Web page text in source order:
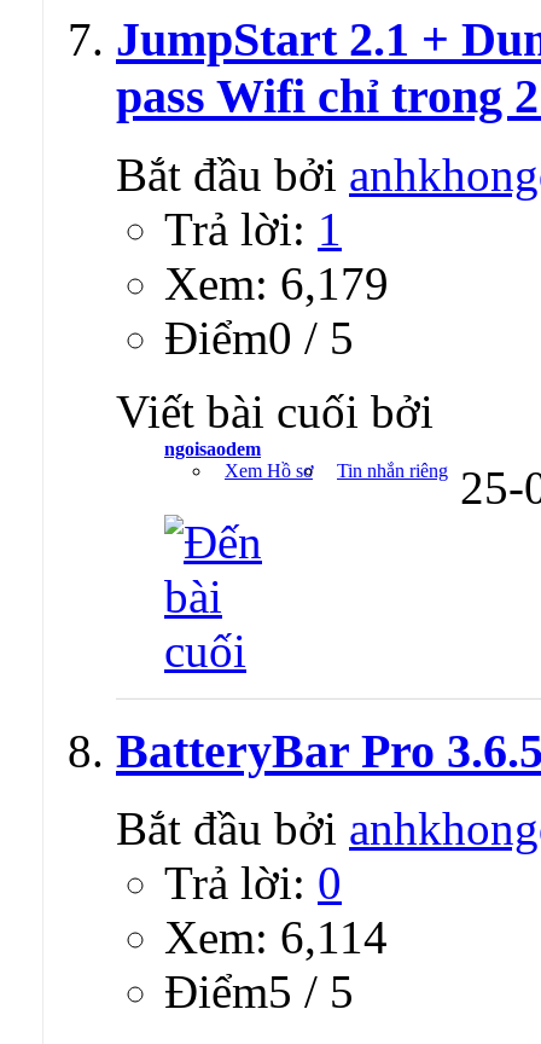
JumpStart 2.1 +
pass Wifi chỉ trong
Bắt đầu bởi
Trả lời: 1
Xem: 6,179
Ðiểm0 / 5
Viết bài cuối bởi
ngoisaodem
Xem Hồ sơ
Tin nhắn riêng 25-
BatteryBar Pro
Bắt đầu bởi
Trả lời: 0
Xem: 6,114
Ðiểm5 / 5